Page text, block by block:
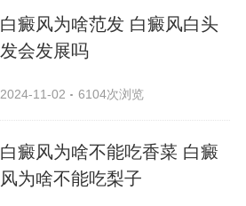
白癜风为啥范发 白癜风白头
发会发展吗
2024-11-02 6104次浏览
白癜风为啥不能吃香菜 白癜
风为啥不能吃梨子